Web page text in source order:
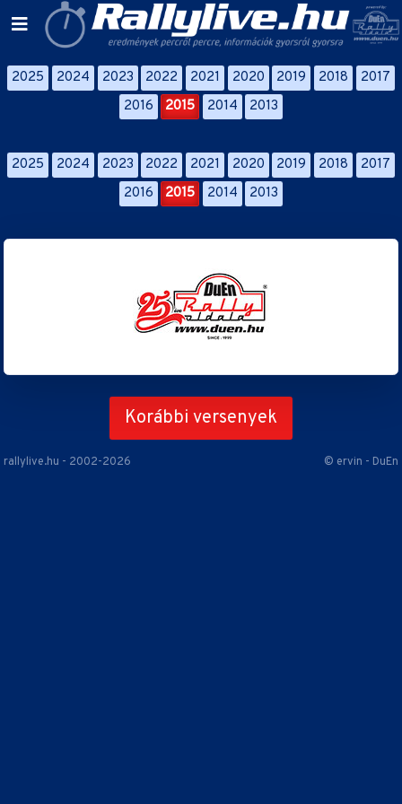
2025 2024 2023 2022 2021 2020 2019 2018
2017
2016
2015 2014 2013
2025 2024 2023 2022 2021 2020 2019 2018
2017
2016
2015 2014 2013
Korábbi versenyek
rallylive.hu - 2002-2026 © ervin - DuEn